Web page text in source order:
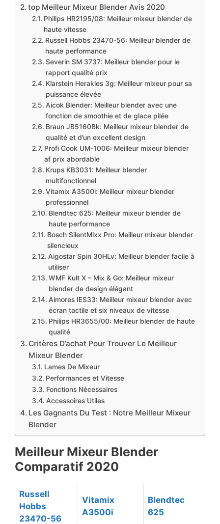
top Meilleur Mixeur Blender Avis 2020
Philips HR2195/08: Meilleur mixeur blender de
haute vitesse
Russell Hobbs 23470-56: Meilleur blender de
haute performance
Severin SM 3737: Meilleur blender pour le
rapport qualité prix
Klarstein Herakles 3g: Meilleur mixeur pour sa
puissance élevée
Aicok Blender: Meilleur blender avec une
fonction de smoothie et de glace pilée
Braun JB5160Bk: Meilleur mixeur blender de
qualité et d’un excellent design
Profi Cook UM-1006: Meilleur mixeur blender
af prix abordable​
Krups KB3031: Meilleur blender
multifonctionnel
Vitamix A3500i: Meilleur mixeur blender
professionnel
Blendtec 625: Meilleur mixeur blender de
haute performance
Bosch SilentMixx Pro: Meilleur mixeur blender
silencieux
Aigostar Spin 30HLv: Meilleur blender facile à
utiliser
WMF Kult X – Mix & Go: Meilleur mixeur
blender de design élégant
Aimores IES33: Meilleur mixeur blender avec
écran tactile et six niveaux de vitesse
Philips HR3655/00: Meilleur blender de haute
qualité
Critères D’achat Pour Trouver Le Meilleur
Mixeur Blender
Lames De Mixeur
Performances et Vitesse
Fonctions Nécessaires
Accessoires Utiles
Les Gagnants Du Test : Notre Meilleur Mixeur
Blender
Meilleur Mixeur Blender
Comparatif 2020
Russell
Hobbs
23470-56
Vitamix
A3500i
Blendtec
625